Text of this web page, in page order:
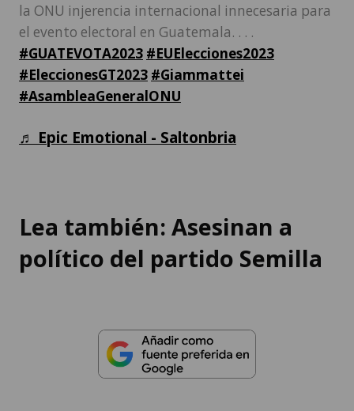
la ONU injerencia internacional innecesaria para
el evento electoral en Guatemala. . . .
#GUATEVOTA2023 #EUElecciones2023
#EleccionesGT2023 #Giammattei
#AsambleaGeneralONU
♬ Epic Emotional - Saltonbria
Lea también: Asesinan a
político del partido Semilla